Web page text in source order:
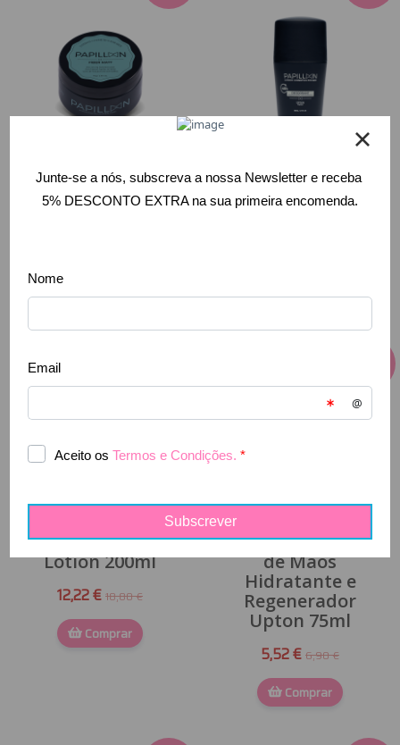
Matt Cera Seca
Fixação Forte e
Desodorizante
Roll On Upton
Papillon - Body
Lotion 200ml
12,22 € 18,80 €
Comprar
Papillon - Creme
de Mãos
Hidratante e
Regenerador
Upton 75ml
5,52 € 6,90 €
Comprar